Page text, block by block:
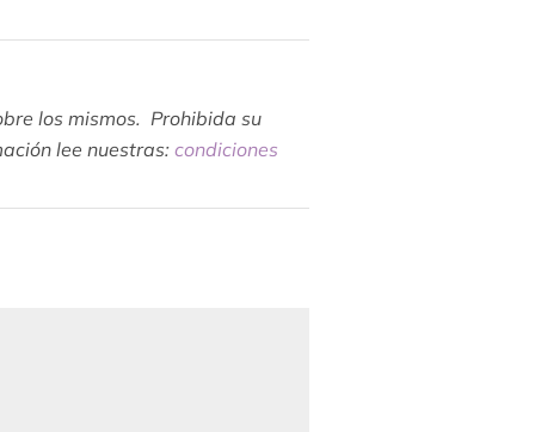
los mismos. Prohibida su
lee nuestras: condiciones